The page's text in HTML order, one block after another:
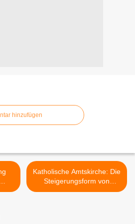
hinzufügen
Katholische Amtskirche: Die
Steigerungsform von
Heiligkeit ist Scheinheiligkeit